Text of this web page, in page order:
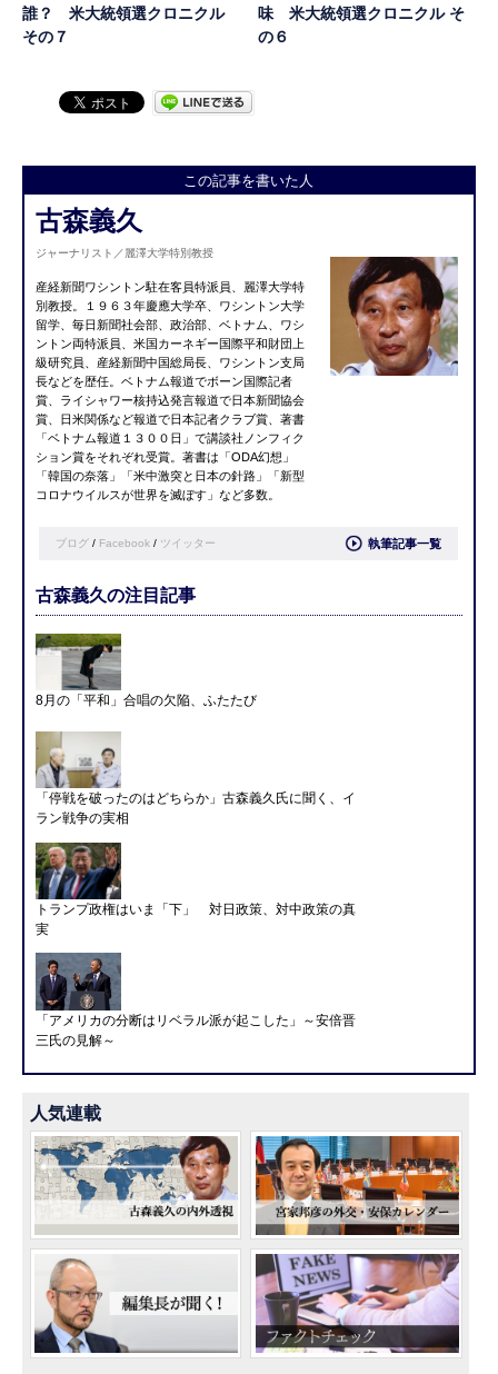
誰？ 米大統領選クロニクル
その７
味 米大統領選クロニクル そ
の６
この記事を書いた人
古森義久
ジャーナリスト／麗澤大学特別教授
産経新聞ワシントン駐在客員特派員、麗澤大学特
別教授。１９６３年慶應大学卒、ワシントン大学
留学、毎日新聞社会部、政治部、ベトナム、ワシ
ントン両特派員、米国カーネギー国際平和財団上
級研究員、産経新聞中国総局長、ワシントン支局
長などを歴任。ベトナム報道でボーン国際記者
賞、ライシャワー核持込発言報道で日本新聞協会
賞、日米関係など報道で日本記者クラブ賞、著書
「ベトナム報道１３００日」で講談社ノンフィク
ション賞をそれぞれ受賞。著書は「ODA幻想」
「韓国の奈落」「米中激突と日本の針路」「新型
コロナウイルスが世界を滅ぼす」など多数。
ブログ / Facebook / ツイッター 執筆記事一覧
古森義久の注目記事
8月の「平和」合唱の欠陥、ふたたび
「停戦を破ったのはどちらか」古森義久氏に聞く、イ
ラン戦争の実相
トランプ政権はいま「下」 対日政策、対中政策の真
実
「アメリカの分断はリベラル派が起こした」～安倍晋
三氏の見解～
人気連載